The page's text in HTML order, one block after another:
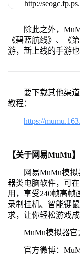
除此之外，
《碧蓝航线》、《
游，新上线的手游也
要下载其他渠
教程：
https://
【关于网易MuMu】
网易MuMu模
器类电脑软件，可
用，享受240帧高
录制挂机、智能键
求，让你轻松游戏成
MuMu模拟器官
官方微博：